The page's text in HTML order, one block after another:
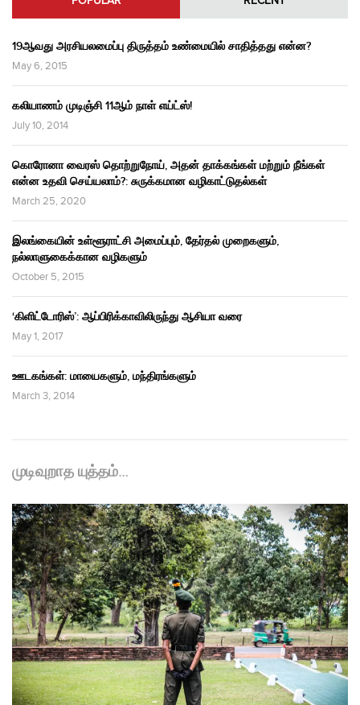
19ஆவது அரசியலமைப்பு திருத்தம் உண்மையில் சாதித்தது என்ன?
May 6, 2015
கலியாணம் முடிஞ்சி 11ஆம் நாள் எய்ட்ஸ்!
July 10, 2014
கொரோனா வைரஸ் தொற்றுநோய், அதன் தாக்கங்கள் மற்றும் நீங்கள்
என்ன உதவி செய்யலாம்?: சுருக்கமான வழிகாட்டுதல்கள்
March 25, 2020
இலங்கையின் உள்ளூராட்சி அமைப்பும், தேர்தல் முறைகளும்,
நல்லாளுகைக்கான வழிகளும்
October 5, 2015
‘கிளிட்டோரிஸ்’: ஆப்பிரிக்காவிலிருந்து ஆசியா வரை
May 1, 2017
ஊடகங்கள்: மாயைகளும், மந்திரங்களும்
March 3, 2014
முடிவுறாத யுத்தம்…